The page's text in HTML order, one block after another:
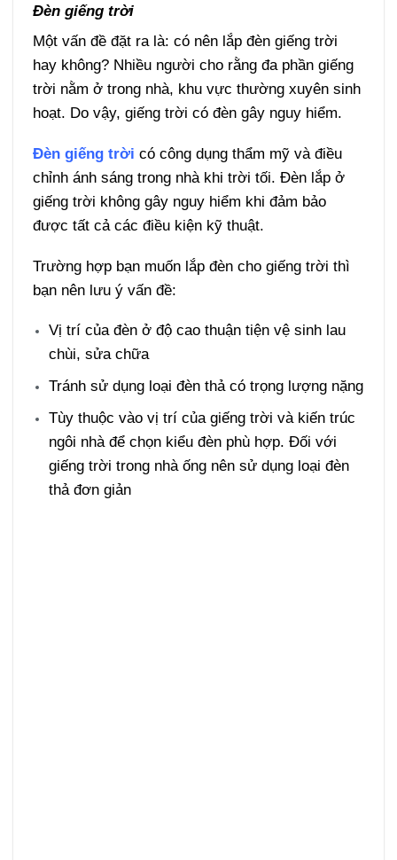
Đèn giếng trời
Một vấn đề đặt ra là: có nên lắp đèn giếng trời
hay không? Nhiều người cho rằng đa phần giếng
trời nằm ở trong nhà, khu vực thường xuyên sinh
hoạt. Do vậy, giếng trời có đèn gây nguy hiểm.
Đèn giếng trời có công dụng thẩm mỹ và điều
chỉnh ánh sáng trong nhà khi trời tối. Đèn lắp ở
giếng trời không gây nguy hiểm khi đảm bảo
được tất cả các điều kiện kỹ thuật.
Trường hợp bạn muốn lắp đèn cho giếng trời thì
bạn nên lưu ý vấn đề:
Vị trí của đèn ở độ cao thuận tiện vệ sinh lau
chùi, sửa chữa
Tránh sử dụng loại đèn thả có trọng lượng nặng
Tùy thuộc vào vị trí của giếng trời và kiến trúc
ngôi nhà để chọn kiểu đèn phù hợp. Đối với
giếng trời trong nhà ống nên sử dụng loại đèn
thả đơn giản